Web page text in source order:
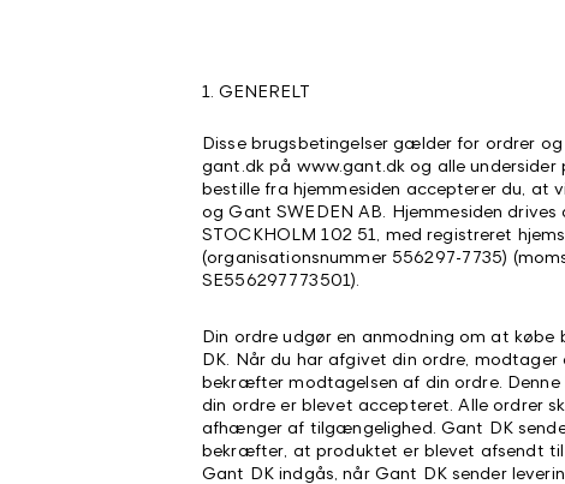
1. GENERELT
Disse brugsbetingelser gælder for ordrer
gant.dk på www.gant.dk og alle undersider
bestille fra hjemmesiden accepterer du, at
og Gant SWEDEN AB. Hjemmesiden drives
STOCKHOLM 102 51, med registreret
(organisationsnummer 556297-7735)
SE556297773501).
Din ordre udgør en anmodning om at
DK. Når du har afgivet din ordre, modtager
bekræfter modtagelsen af din ordre.
din ordre er blevet accepteret. Alle ordrer
afhænger af tilgængelighed. Gant DK
bekræfter, at produktet er blevet afsendt
Gant DK indgås, når Gant DK sender